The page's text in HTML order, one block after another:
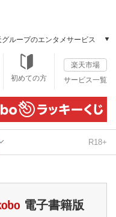
グループのエンタメサービス
本/ゲーム/CD/DVD
楽天ブックス
電子書籍
楽天Kobo
雑誌読み放題
楽天ミュージック
楽天TV
動画配信ガイド
Rakuten PLAY
初めての方
楽天市場
サービス一覧
R18+
電子書籍版